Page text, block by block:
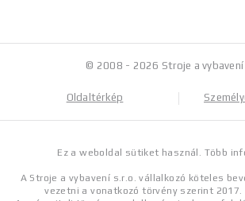
© 2008 - 2026 Stroje a vybavení
Oldaltérkép
Ez a weboldal sütiket használ. Több
A Stroje a vybavení s.r.o. vállalkozó köteles
vezetni a vonatkozó törvény szerint